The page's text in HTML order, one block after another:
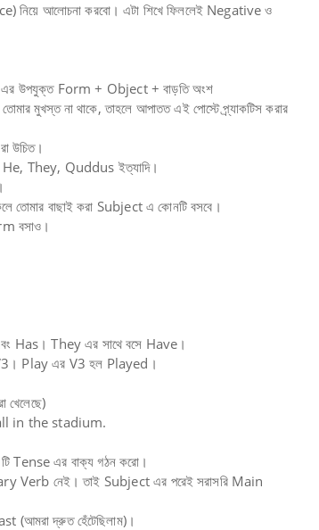
নিয়ে আলোচনা করবো। এটা শিখে ফিললেই Negative ও
উপযুক্ত Form + Object + বাড়তি অংশ
মুখস্ত না থাকে, তাহলে আপাতত এই পোস্টে প্র্যাকটিস করার
উচিত।
He, They, Quddus ইত্যাদি।
বাছাই করা Subject এ কোনটি বসবে।
বসাও।
They এর সাথে বসে Have।
V3। Play এর V3 হল Played।
in the stadium.
Tense এর বাক্য গঠন করো।
নেই। তাই Subject এর পরেই সরাসরি Main
দ্রুত হেঁটেছিলাম)।